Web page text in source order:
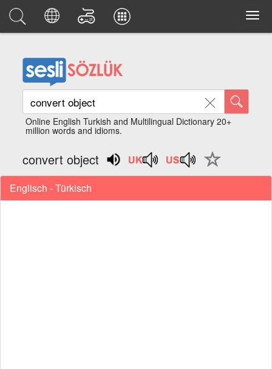
Online English Turkish and Multilingual Dictionary 20+
million words and idioms.
convert object
Englisch - Türkisch